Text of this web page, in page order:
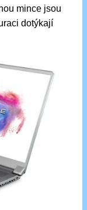
mince jsou
dotýkají